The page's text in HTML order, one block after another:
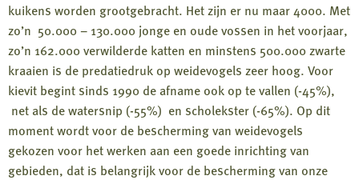
kuikens worden grootgebracht. Het zijn er nu maar 4000. Met
zo’n 50.000 – 130.000 jonge en oude vossen in het voorjaar,
zo’n 162.000 verwilderde katten en minstens 500.000 zwarte
kraaien is de predatiedruk op weidevogels zeer hoog. Voor
kievit begint sinds 1990 de afname ook op te vallen (-45%),
net als de watersnip (-55%) en scholekster (-65%). Op dit
moment wordt voor de bescherming van weidevogels
gekozen voor het werken aan een goede inrichting van
gebieden, dat is belangrijk voor de bescherming van onze